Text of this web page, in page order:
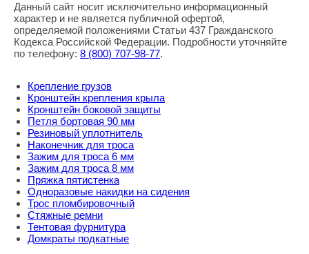
Данный сайт носит исключительно информационный
характер и не является публичной офертой,
определяемой положениями Статьи 437 Гражданского
Кодекса Российской Федерации. Подробности уточняйте
по телефону: 8 (800) 707-98-77.
Крепление грузов
Кронштейн крепления крыла
Кронштейн боковой защиты
Петля бортовая 90 мм
Резиновый уплотнитель
Наконечник для троса
Зажим для троса 6 мм
Зажим для троса 8 мм
Пряжка пятистенка
Одноразовые накидки на сидения
Трос пломбировочный
Стяжные ремни
Тентовая фурнитура
Домкраты подкатные